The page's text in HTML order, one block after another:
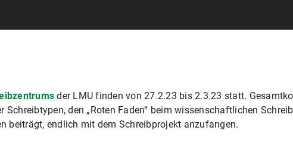
der LMU finden von 27.2.23 bis 2.3.23 statt.
Schreibtypen, den „Roten Faden“ beim wissenschaftlichen
beiträgt, endlich mit dem Schreibprojekt anzufangen.